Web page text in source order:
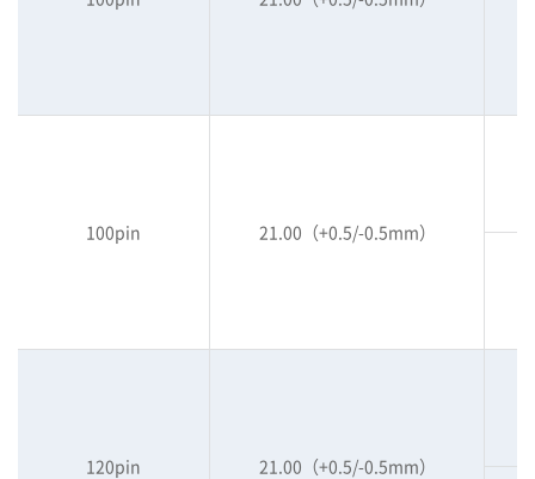
100pin 21.00（+0.5/-0.5mm）
120pin 21.00（+0.5/-0.5mm）